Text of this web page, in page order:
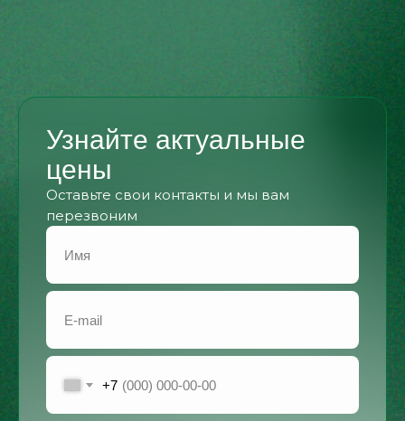
Узнайте актуальные
цены
Оставьте свои контакты и мы вам
перезвоним
+7